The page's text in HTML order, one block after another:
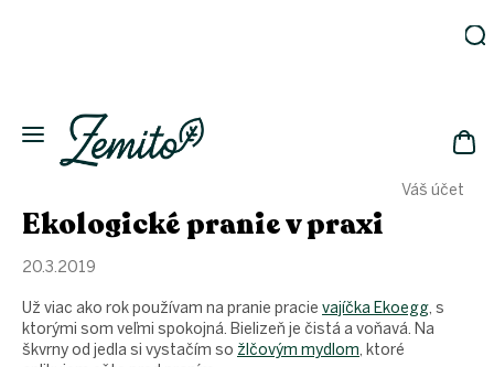
Váš účet
Ekodomácnosť
Ekologická
Kozmetika
Akcia
Zachráň
a ušetri
Novinky
Ekologické pranie v praxi
20.3.2019
Už viac ako rok používam na pranie pracie vajíčka Ekoegg, s
ktorými som veľmi spokojná. Bielizeň je čistá a voňavá. Na
škvrny od jedla si vystačím so žlčovým mydlom, ktoré